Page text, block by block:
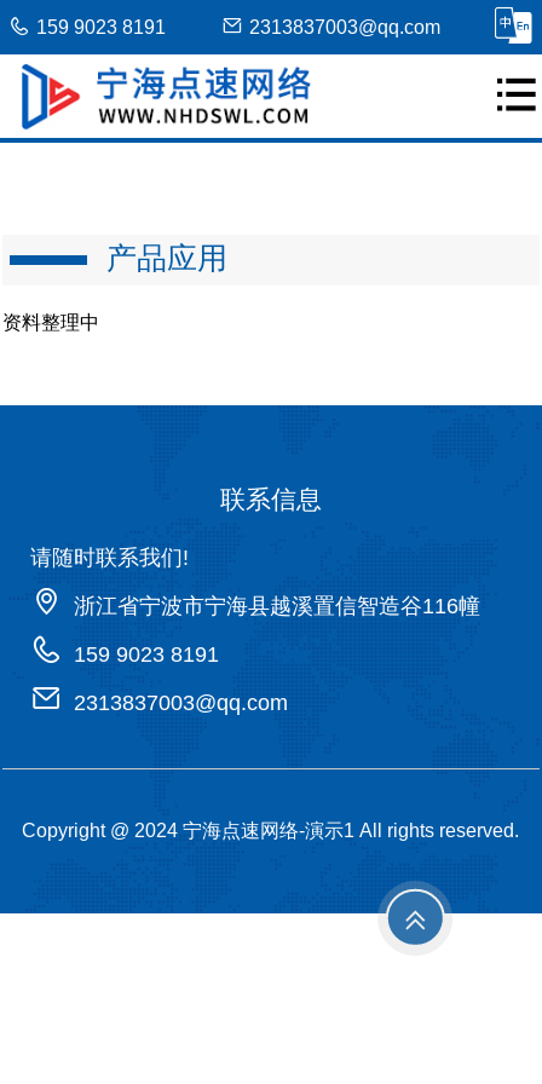
159 9023 8191 2313837003@qq.com
产品应用
资料整理中
联系信息
请随时联系我们!
浙江省宁波市宁海县越溪置信智造谷116幢
159 9023 8191
2313837003@qq.com
Copyright @ 2024 宁海点速网络-演示1 All rights reserved.